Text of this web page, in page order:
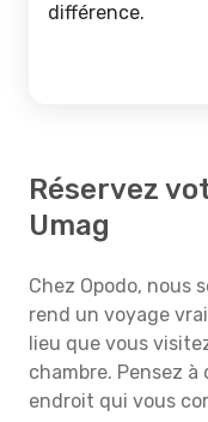
différence.
Réservez
Umag
Chez Opodo, nous
rend un voyage
lieu que vous
chambre. Pensez
endroit qui vous